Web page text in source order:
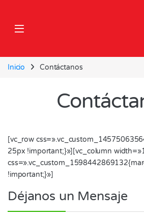
Inicio Contáctanos
[vc_row
25px !important;}»][vc_column
!important;}»]
Déjanos un Mensaje